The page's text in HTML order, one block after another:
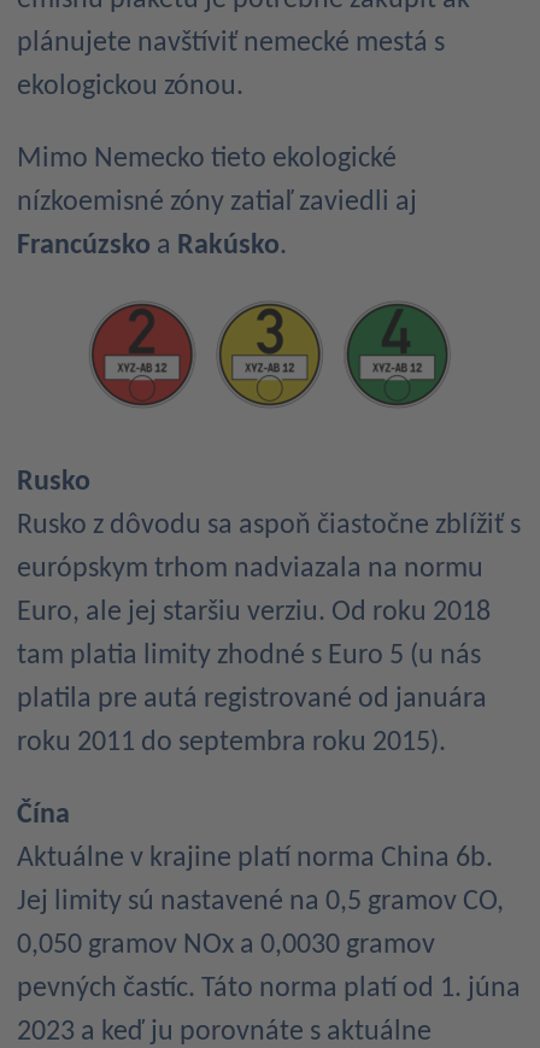
plánujete navštíviť nemecké mestá s
ekologickou zónou.
Mimo Nemecko tieto ekologické
nízkoemisné zóny zatiaľ zaviedli aj
Francúzsko a Rakúsko.
Rusko
Rusko z dôvodu sa aspoň čiastočne zblížiť s
európskym trhom nadviazala na normu
Euro, ale jej staršiu verziu. Od roku 2018
tam platia limity zhodné s Euro 5 (u nás
platila pre autá registrované od januára
roku 2011 do septembra roku 2015).
Čína
Aktuálne v krajine platí norma China 6b.
Jej limity sú nastavené na 0,5 gramov CO,
0,050 gramov NOx a 0,0030 gramov
pevných častíc. Táto norma platí od 1. júna
2023 a keď ju porovnáte s aktuálne